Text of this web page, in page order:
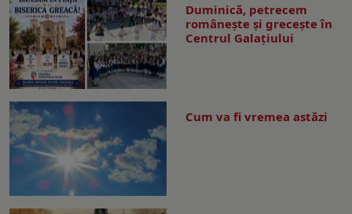
Duminică, petrecem
româneşte şi greceşte în
Centrul Galaţiului
Cum va fi vremea astăzi